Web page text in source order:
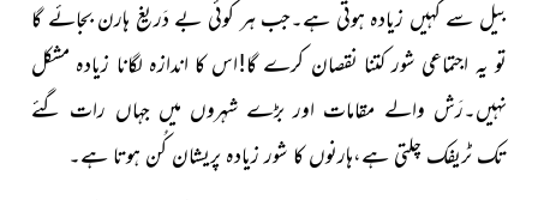
بیل سے کہیں زیادہ ہوتی ہے۔جب ہر کوئی بے دَریغ ہارن بجائے گا
تو یہ اجتماعی شور کتنا نقصان کرے گا!اس کا اندازہ لگانا زیادہ مشکل
نہیں۔رَش والے مقامات اور بڑے شہروں میں جہاں رات گئے
تک ٹریفک چلتی ہے،ہارنوں کا شور زیادہ پریشان کُن ہوتا ہے۔